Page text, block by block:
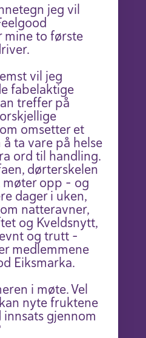
jeg vil
mine to første
vil jeg
fabelaktige
treffer på
omsetter et
ta vare på helse
ord til handling.
dørterskelen
opp – og
dager i uken,
natteravner,
og Kveldsnytt,
og trutt –
medlemmene
Eiksmarka.
i møte. Vel
nyte fruktene
gjennom